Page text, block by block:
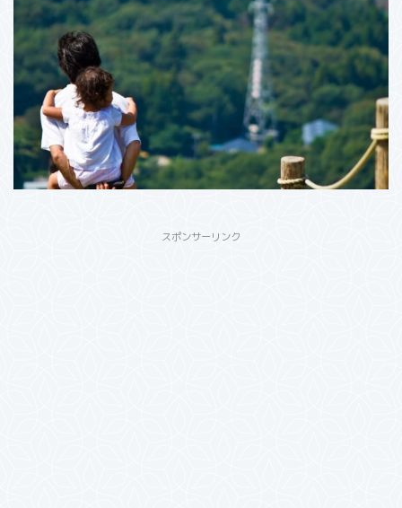
スポンサーリンク